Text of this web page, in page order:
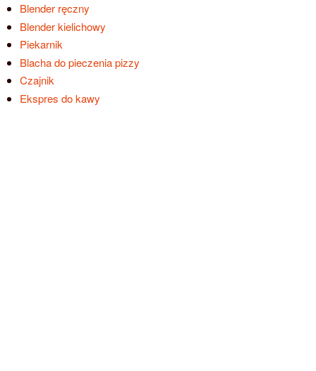
Blender ręczny
Blender kielichowy
Piekarnik
Blacha do pieczenia pizzy
Czajnik
Ekspres do kawy